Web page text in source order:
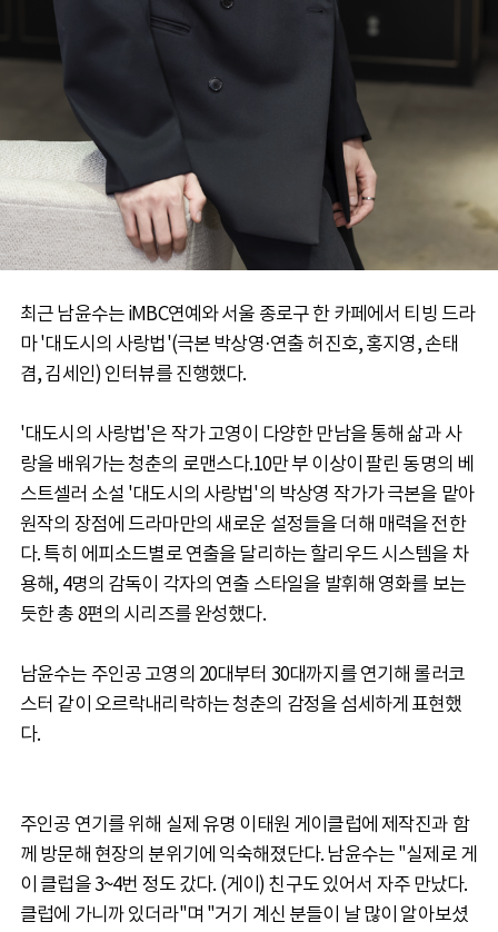
최근 남윤수는 iMBC연예와 서울 종로구 한 카페에서 티빙 드라
마 '대도시의 사랑법'(극본 박상영·연출 허진호, 홍지영, 손태
겸, 김세인) 인터뷰를 진행했다.
'대도시의 사랑법'은 작가 고영이 다양한 만남을 통해 삶과 사
랑을 배워가는 청춘의 로맨스다.10만 부 이상이 팔린 동명의 베
스트셀러 소설 '대도시의 사랑법'의 박상영 작가가 극본을 맡아
원작의 장점에 드라마만의 새로운 설정들을 더해 매력을 전한
다. 특히 에피소드별로 연출을 달리하는 할리우드 시스템을 차
용해, 4명의 감독이 각자의 연출 스타일을 발휘해 영화를 보는
듯한 총 8편의 시리즈를 완성했다.
남윤수는 주인공 고영의 20대부터 30대까지를 연기해 롤러코
스터 같이 오르락내리락하는 청춘의 감정을 섬세하게 표현했
다.
주인공 연기를 위해 실제 유명 이태원 게이클럽에 제작진과 함
께 방문해 현장의 분위기에 익숙해졌단다. 남윤수는 "실제로 게
이 클럽을 3~4번 정도 갔다. (게이) 친구도 있어서 자주 만났다.
클럽에 가니까 있더라"며 "거기 계신 분들이 날 많이 알아보셨